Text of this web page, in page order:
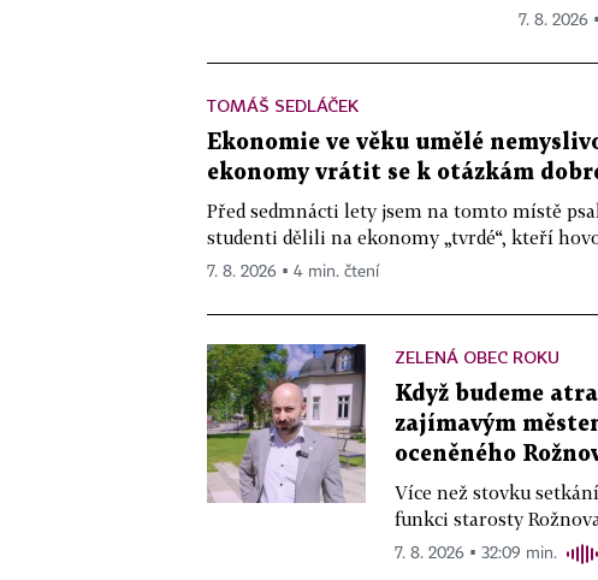
7. 8. 2026
TOMÁŠ SEDLÁČEK
Ekonomie ve věku umělé
ekonomy vrátit se k otázkám
Před sedmnácti lety jsem na tomto místě
studenti dělili na ekonomy „tvrdé“, kteří
7. 8. 2026 ▪ 4 min. čtení
ZELENÁ OBEC ROKU
Když budeme
zajímavým
oceněného
Více než stovku
funkci starosty
7. 8. 2026 ▪ 32:09 min.